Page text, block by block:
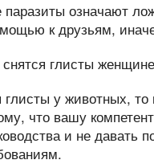
означают
к друзьям,
глисты у животных,
что вашу
и не давать